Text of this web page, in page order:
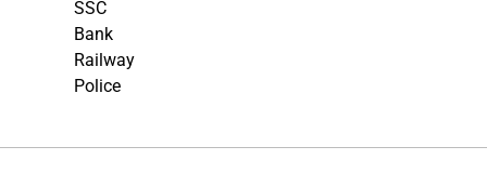
SSC
Bank
Railway
Police